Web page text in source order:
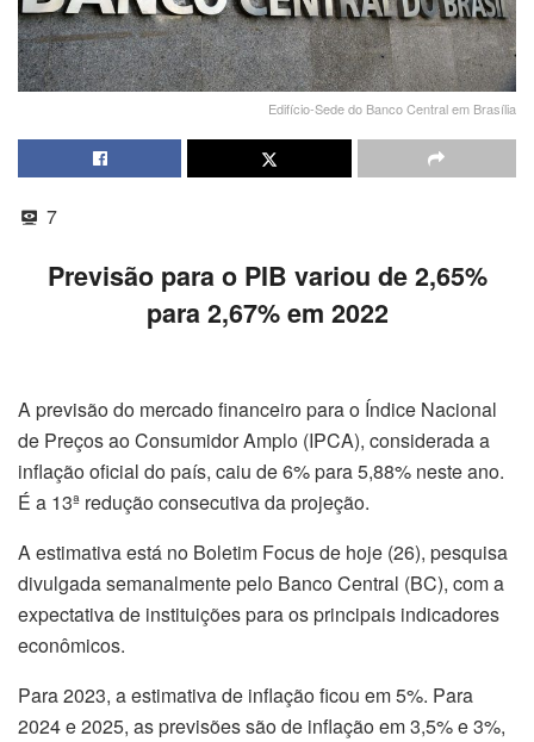
Edifício-Sede do Banco Central em Brasília
7
Previsão para o PIB variou de 2,65%
para 2,67% em 2022
A previsão do mercado financeiro para o Índice Nacional
de Preços ao Consumidor Amplo (IPCA), considerada a
inflação oficial do país, caiu de 6% para 5,88% neste ano.
É a 13ª redução consecutiva da projeção.
A estimativa está no Boletim Focus de hoje (26), pesquisa
divulgada semanalmente pelo Banco Central (BC), com a
expectativa de instituições para os principais indicadores
econômicos.
Para 2023, a estimativa de inflação ficou em 5%. Para
2024 e 2025, as previsões são de inflação em 3,5% e 3%,